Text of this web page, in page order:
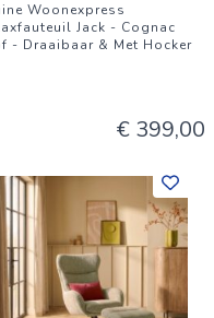
Woonexpress
Jack - Cognac
- Draaibaar & Met Hocker
€ 399,00